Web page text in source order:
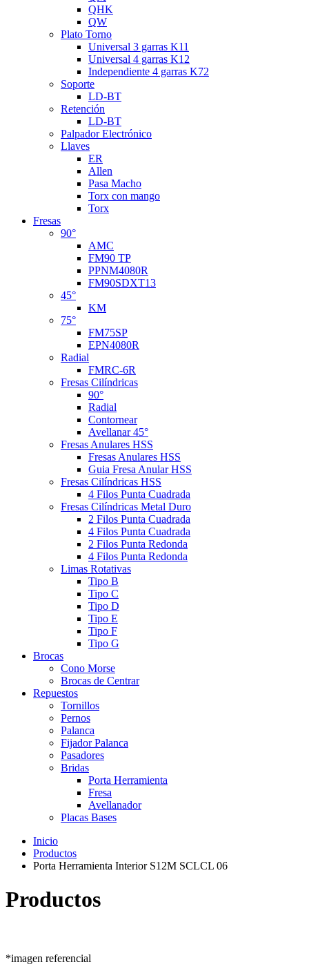
QHK
QW
Plato Torno
Universal 3 garras K11
Universal 4 garras K12
Independiente 4 garras K72
Soporte
LD-BT
Retención
LD-BT
Palpador Electrónico
Llaves
ER
Allen
Pasa Macho
Torx con mango
Torx
Fresas
90°
AMC
FM90 TP
PPNM4080R
FM90SDXT13
45°
KM
75°
FM75SP
EPN4080R
Radial
FMRC-6R
Fresas Cilíndricas
90°
Radial
Contornear
Avellanar 45°
Fresas Anulares HSS
Fresas Anulares HSS
Guia Fresa Anular HSS
Fresas Cilíndricas HSS
4 Filos Punta Cuadrada
Fresas Cilíndricas Metal Duro
2 Filos Punta Cuadrada
4 Filos Punta Cuadrada
2 Filos Punta Redonda
4 Filos Punta Redonda
Limas Rotativas
Tipo B
Tipo C
Tipo D
Tipo E
Tipo F
Tipo G
Brocas
Cono Morse
Brocas de Centrar
Repuestos
Tornillos
Pernos
Palanca
Fijador Palanca
Pasadores
Bridas
Porta Herramienta
Fresa
Avellanador
Placas Bases
Inicio
Productos
Porta Herramienta Interior S12M SCLCL 06
Productos
*imagen referencial